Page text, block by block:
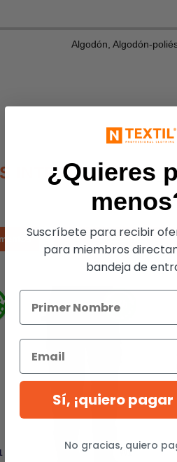
Algodón, Algodón-
INTERESANTES
accesorios
W1
¿Quieres
Suscríbete para recibir
para miembros
bandeja de
Sí, ¡quiero
No gracias, quiero